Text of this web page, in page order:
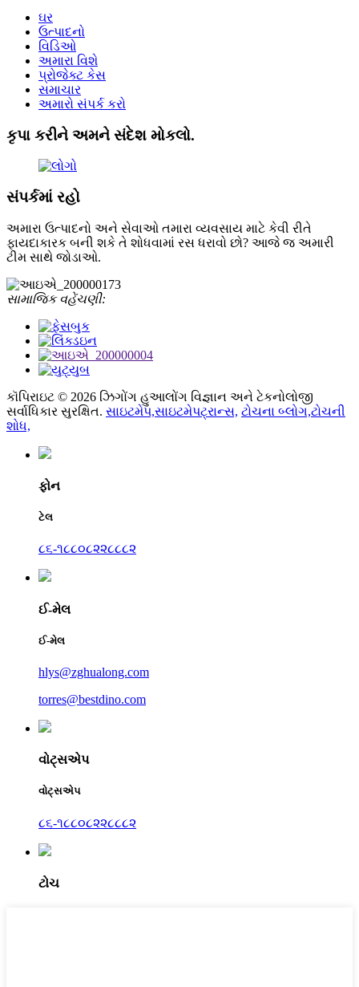
ઘર
ઉત્પાદનો
વિડિઓ
અમારા વિશે
પ્રોજેક્ટ કેસ
સમાચાર
અમારો સંપર્ક કરો
કૃપા કરીને અમને સંદેશ મોકલો.
સંપર્કમાં રહો
અમારા ઉત્પાદનો અને સેવાઓ તમારા વ્યવસાય માટે કેવી રીતે
ફાયદાકારક બની શકે તે શોધવામાં રસ ધરાવો છો? આજે જ અમારી
ટીમ સાથે જોડાઓ.
સામાજિક વહેંચણી:
કૉપિરાઇટ © 2026 ઝિગોંગ હુઆલોંગ વિજ્ઞાન અને ટેકનોલોજી
સર્વાધિકાર સુરક્ષિત. સાઇટમેપ,સાઇટમેપટ્રાન્સ, ટોચના બ્લોગ,ટોચની
શોધ,
ફોન
ટેલ
૮૬-૧૮૮૦૮૨૨૮૮૮૨
ઈ-મેલ
ઈ-મેલ
hlys@zghualong.com
torres@bestdino.com
વોટ્સએપ
વોટ્સએપ
૮૬-૧૮૮૦૮૨૨૮૮૮૨
ટોચ